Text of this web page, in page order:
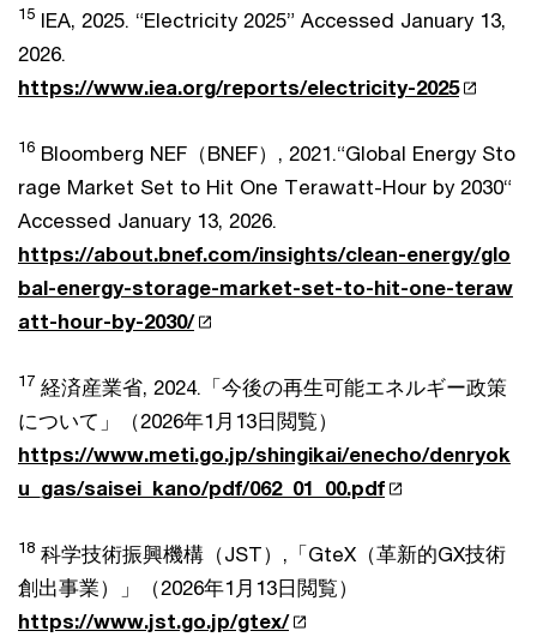
15 IEA, 2025. “Electricity 2025” Accessed January 13,
2026.
https://www.iea.org/reports/electricity-2025
16 Bloomberg NEF（BNEF）, 2021.“Global Energy Sto
rage Market Set to Hit One Terawatt-Hour by 2030“
Accessed January 13, 2026.
https://about.bnef.com/insights/clean-energy/glo
bal-energy-storage-market-set-to-hit-one-teraw
att-hour-by-2030/
17 経済産業省, 2024.「今後の再生可能エネルギー政策
について」（2026年1月13日閲覧）
https://www.meti.go.jp/shingikai/enecho/denryok
u_gas/saisei_kano/pdf/062_01_00.pdf
18 科学技術振興機構（JST）,「GteX（革新的GX技術
創出事業）」（2026年1月13日閲覧）
https://www.jst.go.jp/gtex/